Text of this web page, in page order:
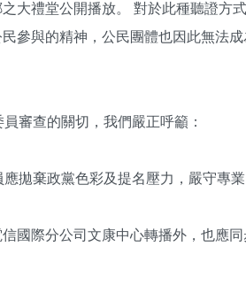
大禮堂公開播放。 對於此種聽證方
參與的精神，公民團體也因此無法
審查的關切，我們嚴正呼籲：
拋棄政黨色彩及提名壓力，嚴守專業
國際分公司文康中心轉播外，也應